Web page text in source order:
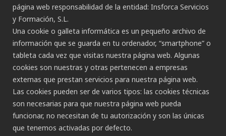
página web responsabilidad de la entidad: Insforca Servicios
y Formación, S.L.
Una cookie o galleta informática es un pequeño archivo de
información que se guarda en tu ordenador, “smartphone” o
tableta cada vez que visitas nuestra página web. Algunas
cookies son nuestras y otras pertenecen a empresas
externas que prestan servicios para nuestra página web.
Las cookies pueden ser de varios tipos: las cookies técnicas
son necesarias para que nuestra página web pueda
funcionar, no necesitan de tu autorización y son las únicas
que tenemos activadas por defecto.
Declaración de Accesibilidad
CANAL ÉTICO
CONTACTO